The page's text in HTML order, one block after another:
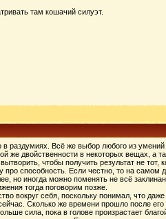
там кошачий силуэт.
раздумиях. Всё же выбор любого из
двойственности в некоторых вещах, а
чтобы получить результат не тот,
способность. Если честно, то на самом
но иногда можно поменять не всё
тогда поговорим позже.
вокруг себя, поскольку понимал, что даже
Сколько же времени прошло после
сила, пока в голове произрастает